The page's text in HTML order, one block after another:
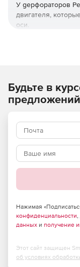
У gерфораторов
двигателя,
оси.
Особенности:
заклинивании
Наличие
сверления.
Будьте в
Нажимая
конфиденциальности,
данных и получение
Этот сайт защищен
об условиях